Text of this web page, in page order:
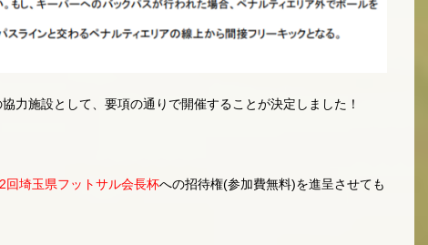
力施設として、要項の通りで開催することが決定しました！
回埼玉県フットサル会長杯への招待権(参加費無料)を進呈させても